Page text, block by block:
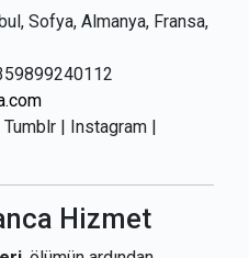
Sofya, Almanya, Fransa,
| Instagram |
Hizmet